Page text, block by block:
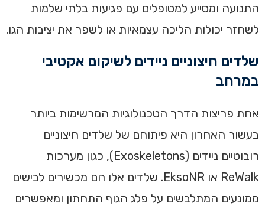
התנועה ומסייע למטופלים עם פגיעות בלתי שלמות
לשחזר יכולות הליכה עצמאיות או לשפר את יציבות הגו.
שלדים חיצוניים ניידים לשיקום אקטיבי
במרחב
אחת פריצות הדרך הטכנולוגיות המרשימות ביותר
בעשור האחרון היא פיתוחם של שלדים חיצוניים
רובוטיים ניידים (Exoskeletons), כגון מערכות
ReWalk או EksoNR. שלדים אלו הם מכשירים לבישים
ממונעים המתלבשים על פלג הגוף התחתון ומאפשרים